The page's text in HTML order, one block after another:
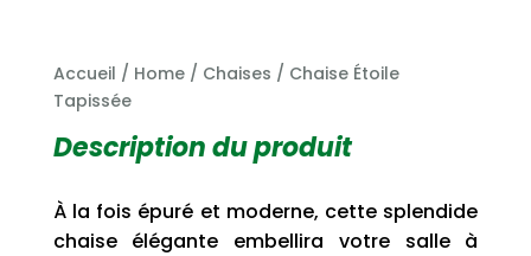
Accueil / Home/ Chaises / Chaise Étoile
Tapissée
Description du produit
À la fois épuré et moderne, cette splendide
chaise élégante embellira votre salle à